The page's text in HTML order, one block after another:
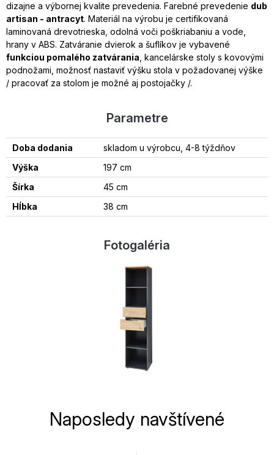
dizajne a výbornej kvalite prevedenia. Farebné prevedenie dub
artisan - antracyt. Materiál na výrobu je certifikovaná
laminovaná drevotrieska, odolná voči poškriabaniu a vode,
hrany v ABS. Zatváranie dvierok a šuflíkov je vybavené
funkciou pomalého zatvárania , kancelárske stoly s kovovými
podnožami, možnosť nastaviť výšku stola v požadovanej výške
/ pracovať za stolom je možné aj postojačky /.
Parametre
Doba dodania
skladom u výrobcu, 4-8 týždňov
Výška
197 cm
Šírka
45 cm
Hĺbka
38 cm
Fotogaléria
Naposledy navštívené